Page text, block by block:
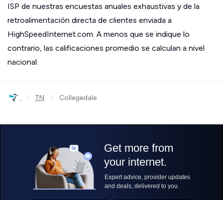
ISP de nuestras encuestas anuales exhaustivas y de la
retroalimentación directa de clientes enviada a
HighSpeedInternet.com. A menos que se indique lo
contrario, las calificaciones promedio se calculan a nivel
nacional.
› TN › Collegedale